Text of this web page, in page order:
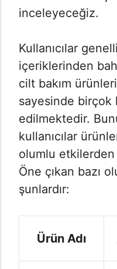
inceleyeceğiz.
Kullanıcılar
içeriklerinden
cilt bakım
sayesinde birçok
edilmektedir.
kullanıcılar
olumlu
Öne çıkan bazı
şunlardır:
Ürün Adı